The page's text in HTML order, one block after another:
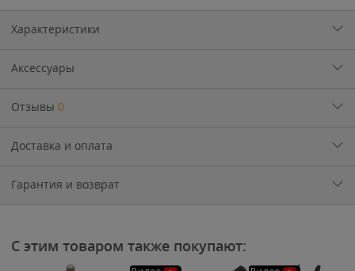
Характеристики
Аксессуары
Отзывы 0
Доставка и оплата
Гарантия и возврат
С этим товаром также покупают: